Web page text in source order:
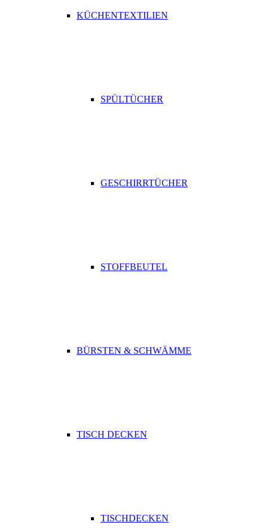
KÜCHENTEXTILIEN
SPÜLTÜCHER
GESCHIRRTÜCHER
STOFFBEUTEL
BÜRSTEN & SCHWÄMME
TISCH DECKEN
TISCHDECKEN